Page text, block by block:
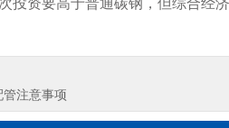
投资要高于普通碳钢，但综合经
注意事项